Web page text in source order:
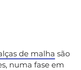
de malha são
numa fase em